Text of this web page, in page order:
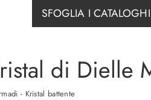
SFOGLIA I CATALOGHI
di Dielle
- Kristal battente